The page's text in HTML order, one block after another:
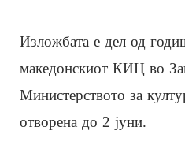
Изложбата е дел од
македонскиот КИЦ во
Министерството за
отворена до 2 јуни.